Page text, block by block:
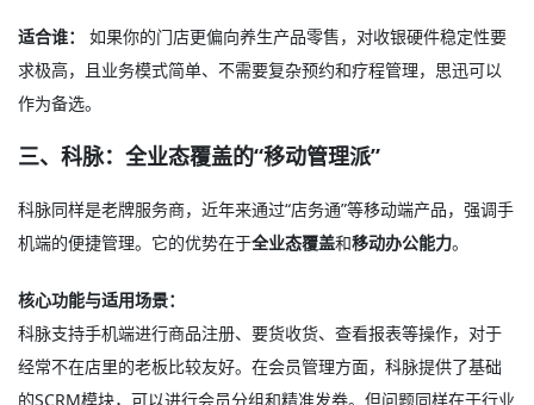
适合谁：
如果你的门店更偏向养生产品零售，对收银硬件稳定性要
求极高，且业务模式简单、不需要复杂预约和疗程管理，思迅可以
作为备选。
三、科脉：全业态覆盖的“移动管理派”
科脉同样是老牌服务商，近年来通过“店务通”等移动端产品，强调手
机端的便捷管理。它的优势在于全业态覆盖和移动办公能力。
核心功能与适用场景：
科脉支持手机端进行商品注册、要货收货、查看报表等操作，对于
经常不在店里的老板比较友好。在会员管理方面，科脉提供了基础
的SCRM模块，可以进行会员分组和精准发券。但问题同样在于行业